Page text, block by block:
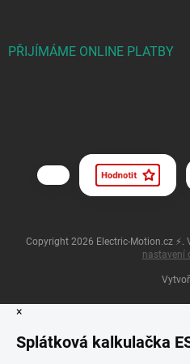
PŘIJÍMÁME ONLINE PLATBY
Copyright 2026 Electric-Motion.cz ⚡.
nastavení
×
Splátková kalkulačka